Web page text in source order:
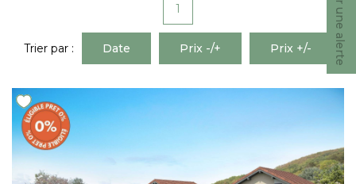
CONTACT
EN
Créer une alerte
1
Trier par : Date Prix -/+ Prix +/-